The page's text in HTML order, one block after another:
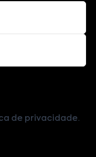
de privacidade.